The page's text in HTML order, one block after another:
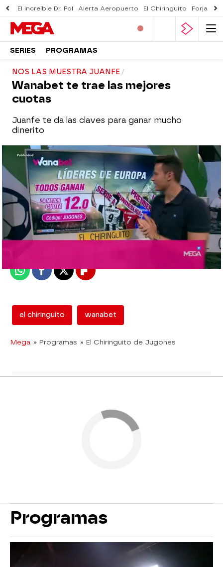
El increíble Dr. Pol Alerta Aeropuerto El Chiringuito Forjado
SERIES PROGRAMAS
NOS LAS MUESTRA JUANFE
Wanabet te trae las mejores
cuotas
Juanfe te da las claves para ganar mucho
dinerito
mega
Madrid
WhatsappFacebook
X Flipboard
el chiringuito wanabet
Mega » Programas » El Chiringuito de Jugones
Programas